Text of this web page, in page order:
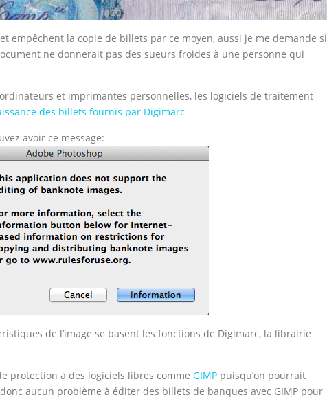
empêchent la copie de billets par ce moyen, aussi je me demande si
ne donnerait pas des sueurs froides à une personne qui
et imprimantes personnelles, les logiciels de traitement
des billets fournis par Digimarc
avoir ce message:
de l’image se basent les fonctions de Digimarc, la librairie
protection à des logiciels libres comme GIMP puisqu’on pourrait
aucun problème à éditer des billets de banques avec GIMP pour